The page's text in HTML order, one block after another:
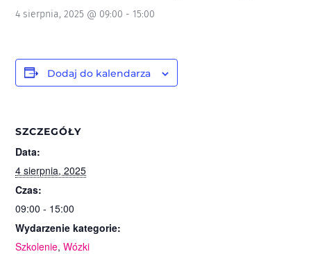
4 sierpnia, 2025 @ 09:00 - 15:00
Dodaj do kalendarza
SZCZEGÓŁY
Data:
4 sierpnia, 2025
Czas:
09:00 - 15:00
Wydarzenie kategorie:
Szkolenie,Wózki